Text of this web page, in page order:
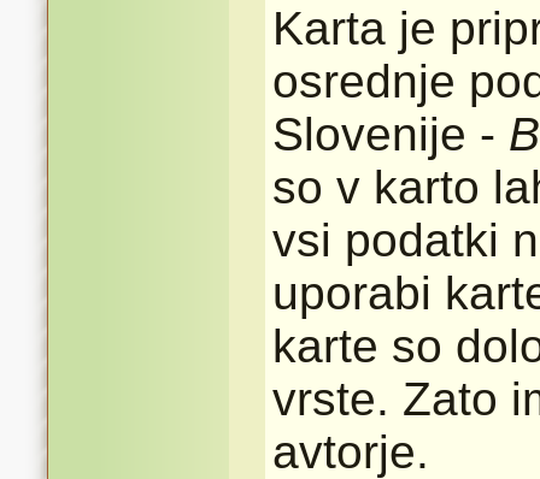
Karta je
osrednje
Slovenije -
so v karto
vsi podatki
uporabi
karte so
vrste. Zato
avtorje.